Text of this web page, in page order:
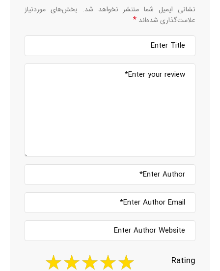
نشانی ایمیل شما منتشر نخواهد شد. بخش‌های موردنیاز
علامت‌گذاری شده‌اند *
Rating